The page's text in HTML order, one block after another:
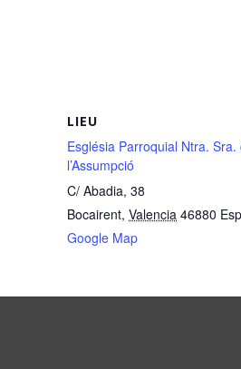
LIEU
Església Parroquial Ntra. Sra.
l’Assumpció
C/ Abadia, 38
Bocairent, Valencia 46880
Google Map